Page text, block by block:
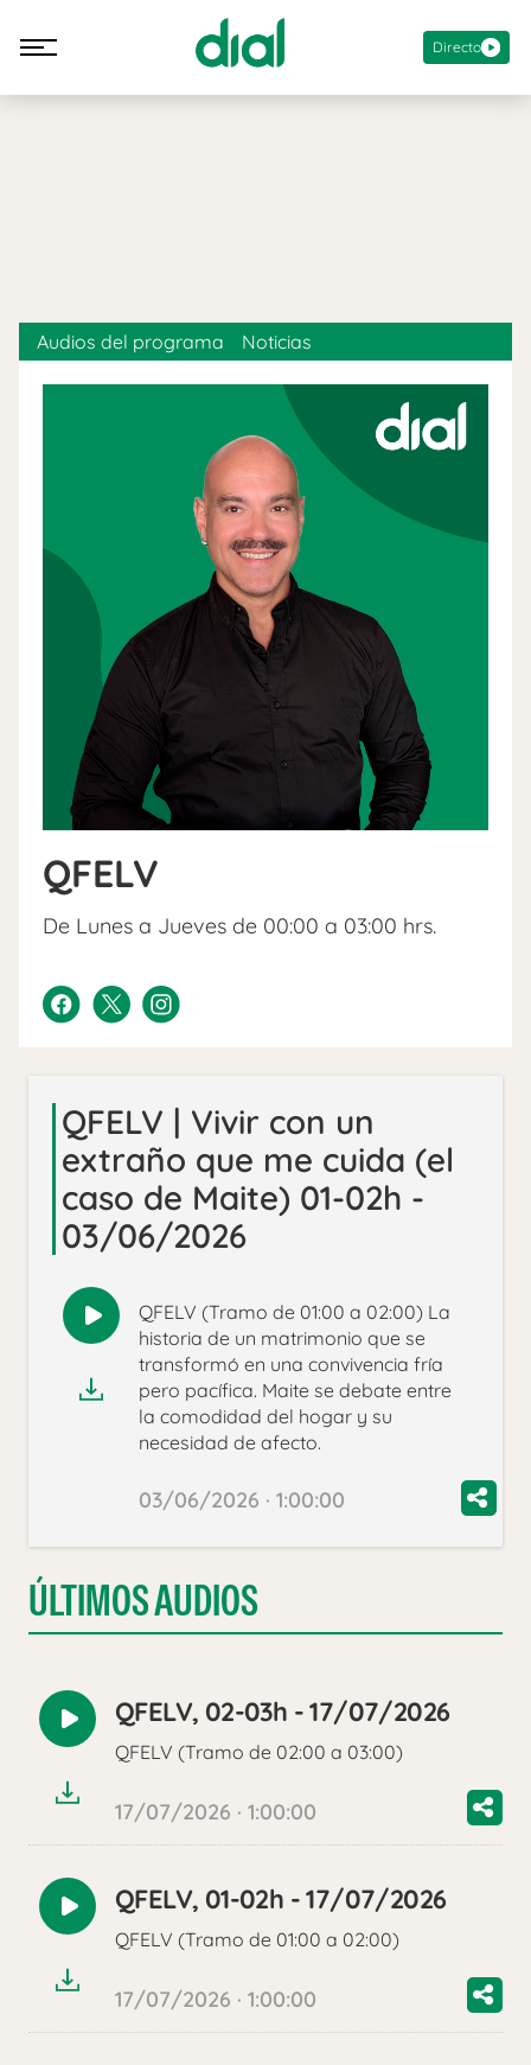
Directo
QFELV
De Lunes a Jueves de 00:00 a 03:00 hrs.
Audios del programa Noticias
QFELV | Vivir con un
extraño que me cuida (el
caso de Maite) 01-02h -
03/06/2026
Reproducir
audio
QFELV (Tramo de 01:00 a 02:00) La
historia de un matrimonio que se
transformó en una convivencia fría
pero pacífica. Maite se debate entre
la comodidad del hogar y su
necesidad de afecto.
03/06/2026 · 1:00:00
ÚLTIMOS AUDIOS
Reproducir
audio
QFELV, 02-03h - 17/07/2026
QFELV (Tramo de 02:00 a 03:00)
17/07/2026 · 1:00:00
Reproducir
audio
QFELV, 01-02h - 17/07/2026
QFELV (Tramo de 01:00 a 02:00)
17/07/2026 · 1:00:00